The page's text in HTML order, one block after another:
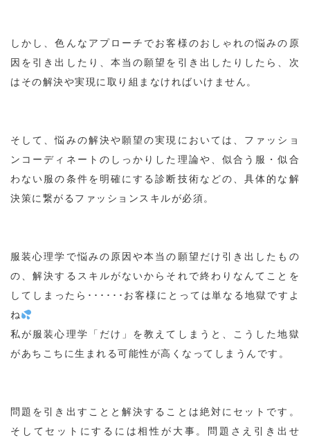
しかし、色んなアプローチでお客様のおしゃれの悩みの原
因を引き出したり、本当の願望を引き出したりしたら、次
はその解決や実現に取り組まなければいけません。
そして、悩みの解決や願望の実現においては、ファッショ
ンコーディネートのしっかりした理論や、似合う服・似合
わない服の条件を明確にする診断技術などの、具体的な解
決策に繋がるファッションスキルが必須。
服装心理学で悩みの原因や本当の願望だけ引き出したもの
の、解決するスキルがないからそれで終わりなんてことを
してしまったら･･････お客様にとっては単なる地獄ですよ
ね
私が服装心理学「だけ」を教えてしまうと、こうした地獄
があちこちに生まれる可能性が高くなってしまうんです。
問題を引き出すことと解決することは絶対にセットです。
そしてセットにするには相性が大事。問題さえ引き出せ